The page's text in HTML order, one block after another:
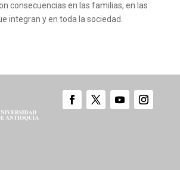
consecuencias en las familias, en las
integran y en toda la sociedad.